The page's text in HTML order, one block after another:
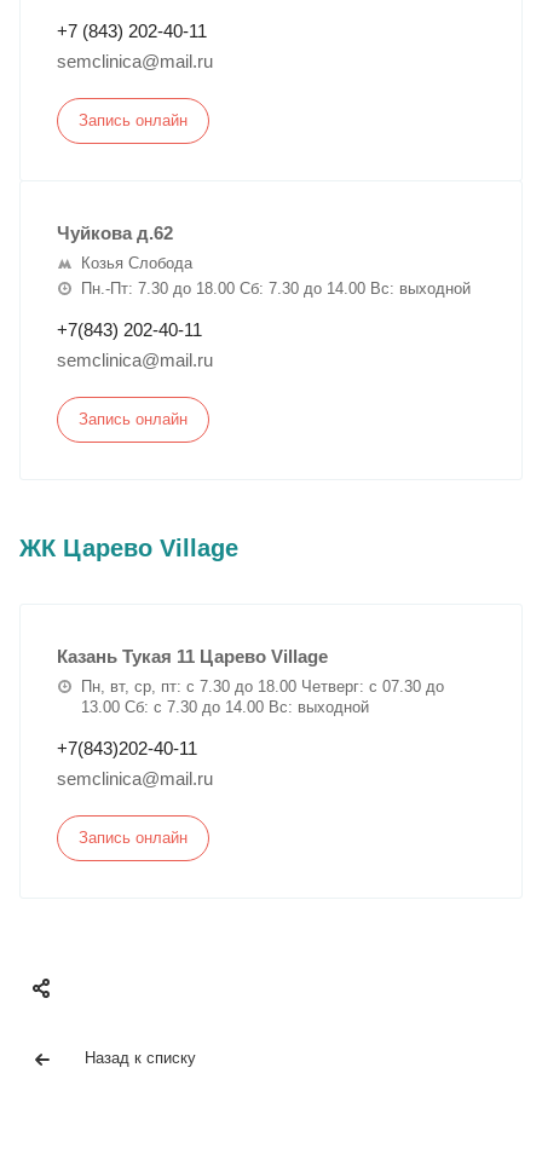
+7 (843) 202-40-11
semclinica@mail.ru
Запись онлайн
Чуйкова д.62
Козья Слобода
Пн.-Пт: 7.30 до 18.00 Сб: 7.30 до 14.00 Вс: выходной
+7(843) 202-40-11
semclinica@mail.ru
Запись онлайн
ЖК Царево Village
Казань Тукая 11 Царево Village
Пн, вт, ср, пт: с 7.30 до 18.00 Четверг: с 07.30 до
13.00 Сб: с 7.30 до 14.00 Вс: выходной
+7(843)202-40-11
semclinica@mail.ru
Запись онлайн
Назад к списку